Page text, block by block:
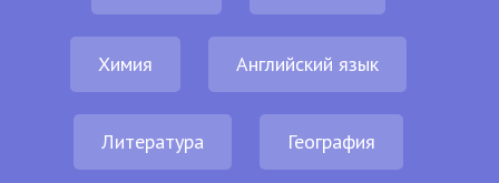
Химия Английский язык
Литература География